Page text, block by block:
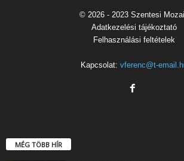
© 2026 - 2023 Szentesi
Adatkezelési tájékoztató
Felhasználási feltételek
Kapcsolat: vferenc@t-
MÉG TÖBB HÍR